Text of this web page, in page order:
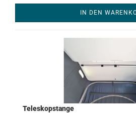
IN DEN
Teleskopstange